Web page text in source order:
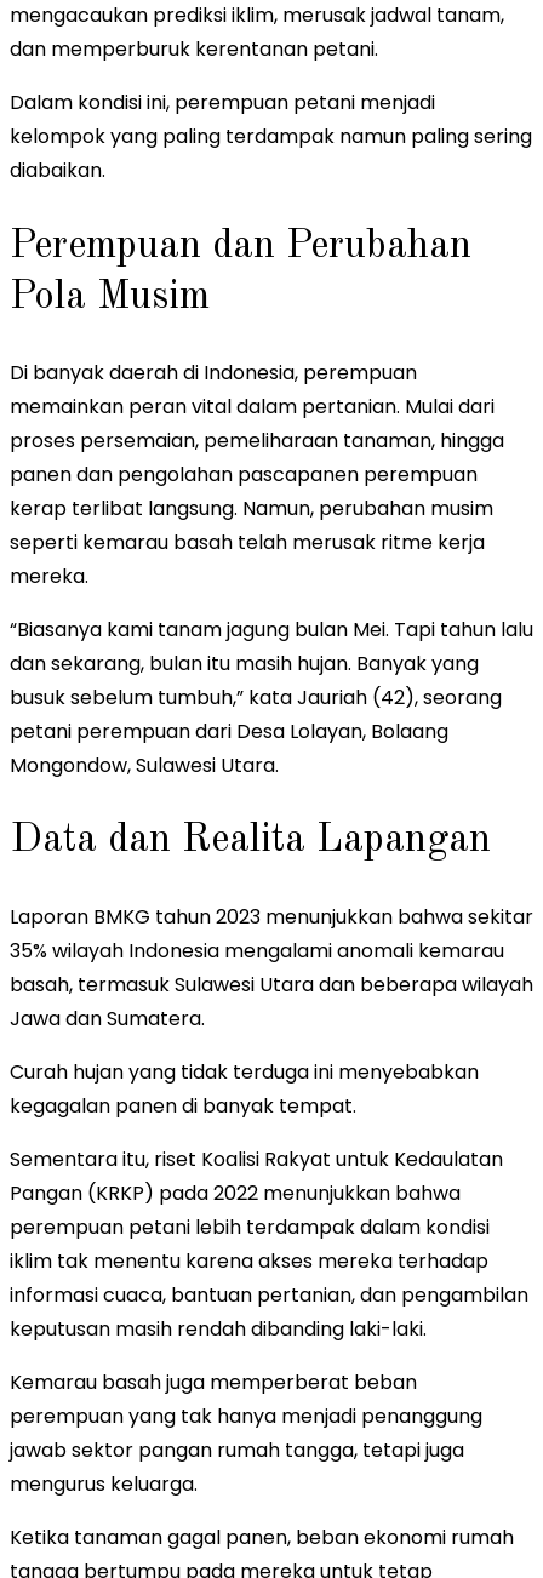
mengacaukan prediksi iklim, merusak jadwal tanam,
dan memperburuk kerentanan petani.
Dalam kondisi ini, perempuan petani menjadi
kelompok yang paling terdampak namun paling sering
diabaikan.
Perempuan dan Perubahan
Pola Musim
Di banyak daerah di Indonesia, perempuan
memainkan peran vital dalam pertanian. Mulai dari
proses persemaian, pemeliharaan tanaman, hingga
panen dan pengolahan pascapanen perempuan
kerap terlibat langsung. Namun, perubahan musim
seperti kemarau basah telah merusak ritme kerja
mereka.
“Biasanya kami tanam jagung bulan Mei. Tapi tahun lalu
dan sekarang, bulan itu masih hujan. Banyak yang
busuk sebelum tumbuh,” kata Jauriah (42), seorang
petani perempuan dari Desa Lolayan, Bolaang
Mongondow, Sulawesi Utara.
Data dan Realita Lapangan
Laporan BMKG tahun 2023 menunjukkan bahwa sekitar
35% wilayah Indonesia mengalami anomali kemarau
basah, termasuk Sulawesi Utara dan beberapa wilayah
Jawa dan Sumatera.
Curah hujan yang tidak terduga ini menyebabkan
kegagalan panen di banyak tempat.
Sementara itu, riset Koalisi Rakyat untuk Kedaulatan
Pangan (KRKP) pada 2022 menunjukkan bahwa
perempuan petani lebih terdampak dalam kondisi
iklim tak menentu karena akses mereka terhadap
informasi cuaca, bantuan pertanian, dan pengambilan
keputusan masih rendah dibanding laki-laki.
Kemarau basah juga memperberat beban
perempuan yang tak hanya menjadi penanggung
jawab sektor pangan rumah tangga, tetapi juga
mengurus keluarga.
Ketika tanaman gagal panen, beban ekonomi rumah
tangga bertumpu pada mereka untuk tetap